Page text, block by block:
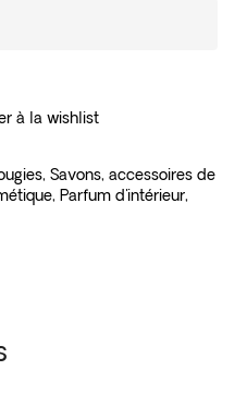
à la wishlist
, Savons, accessoires de
, Parfum d'intérieur,